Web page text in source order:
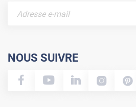
NOUS SUIVRE